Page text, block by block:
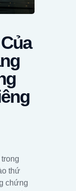
thứ
chứng